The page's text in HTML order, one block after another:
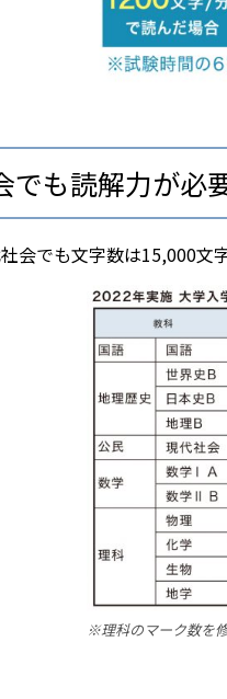
でも読解力が必
会でも文字数は15,000文
※理科のマーク数を